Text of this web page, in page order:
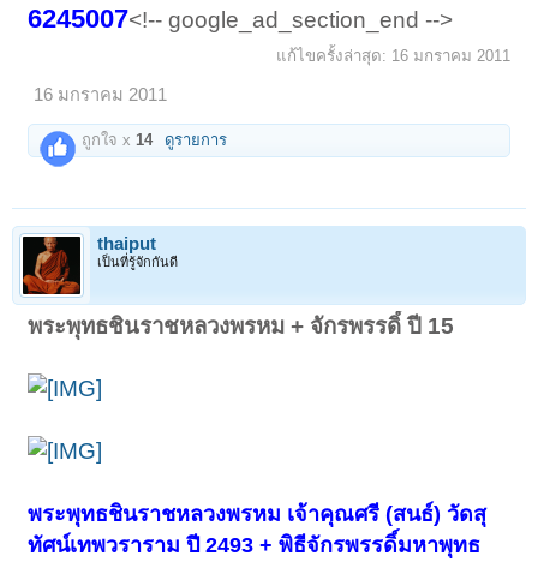
6245007<!-- google_ad_section_end -->
แก้ไขครั้งล่าสุด: 16 มกราคม 2011
16 มกราคม 2011
ถูกใจ x14 ดูรายการ
thaiput
เป็นที่รู้จักกันดี
พระพุทธชินราชหลวงพรหม + จักรพรรดิ์ ปี 15
พระพุทธชินราชหลวงพรหม เจ้าคุณศรี (สนธ์) วัดสุ
ทัศน์เทพวราราม ปี 2493 + พิธีจักรพรรดิ์มหาพุทธ